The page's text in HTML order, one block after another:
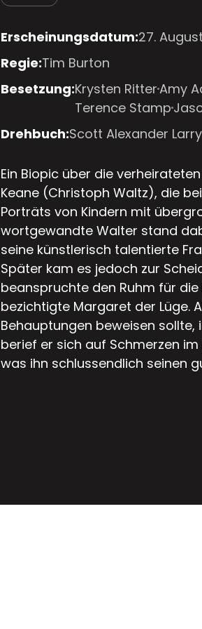
Erscheinungsdatum:27.
Regie:Tim Burton
Besetzung:Krysten RitterAmy
Terence Stamp
Drehbuch:Scott Alexander
Ein Biopic über die
Keane (Christoph Waltz), die
Porträts von Kindern mit
wortgewandte Walter stand
seine künstlerisch talentierte
Später kam es jedoch zur
beanspruchte den Ruhm für
bezichtigte Margaret der Lüge.
Behauptungen beweisen
berief er sich auf Schmerzen
was ihn schlussendlich seinen